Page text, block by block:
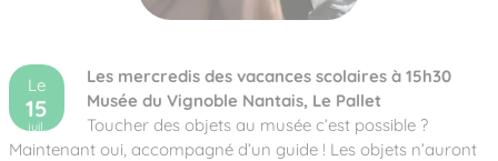
Le
15
juil.
2026
Les mercredis des vacances scolaires à 15h30
Musée du Vignoble Nantais, Le Pallet
Toucher des objets au musée c’est possible ?
Maintenant oui, accompagné d’un guide ! Les objets n’auront